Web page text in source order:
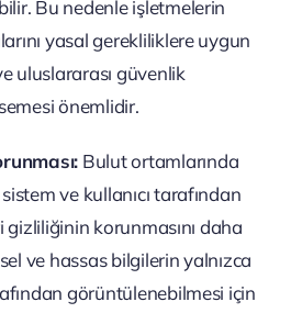
Bu nedenle işletmelerin
yasal gerekliliklere uygun
uluslararası güvenlik
önemlidir.
Bulut ortamlarında
ve kullanıcı tarafından
gizliliğinin korunmasını daha
ve hassas bilgilerin yalnızca
görüntülenebilmesi için